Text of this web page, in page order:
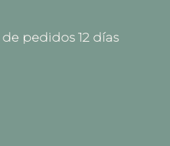
pedidos 12 días